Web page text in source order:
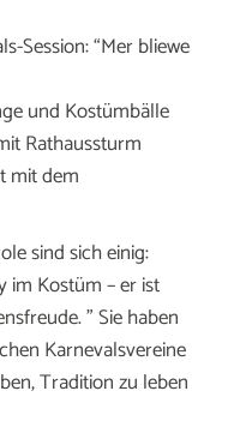
Session: “Mer bliewe
und Kostümbälle
Rathaussturm
mit dem
sind sich einig:
im Kostüm – er ist
” Sie haben
Karnevalsvereine
Tradition zu leben